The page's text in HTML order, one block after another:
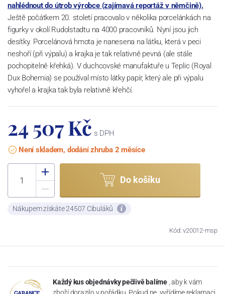
nahlédnout do útrob výrobce (zajímavá reportáž v němčině).
Ještě počátkem 20. století pracovalo v několika porcelánkách na
figurky v okolí Rudolstadtu na 4000 pracovníků. Nyní jsou jich
desítky. Porcelánová hmota je nanesena na látku, která v peci
neshoří (při výpalu) a krajka je tak relativně pevná (ale stále
pochopitelně křehká). V duchcovské manufaktuře u Teplic (Royal
Dux Bohemia) se používal místo látky papír, který ale při výpalu
vyhořel a krajka tak byla relativně křehčí.
24 507 Kč s DPH
Není skladem, dodání zhruba 2 měsíce
Do košíku
Nákupem získáte 24507 Cibuláků
Kód: v20012-msp
Každý kus objednávky pečlivě balíme , aby k vám